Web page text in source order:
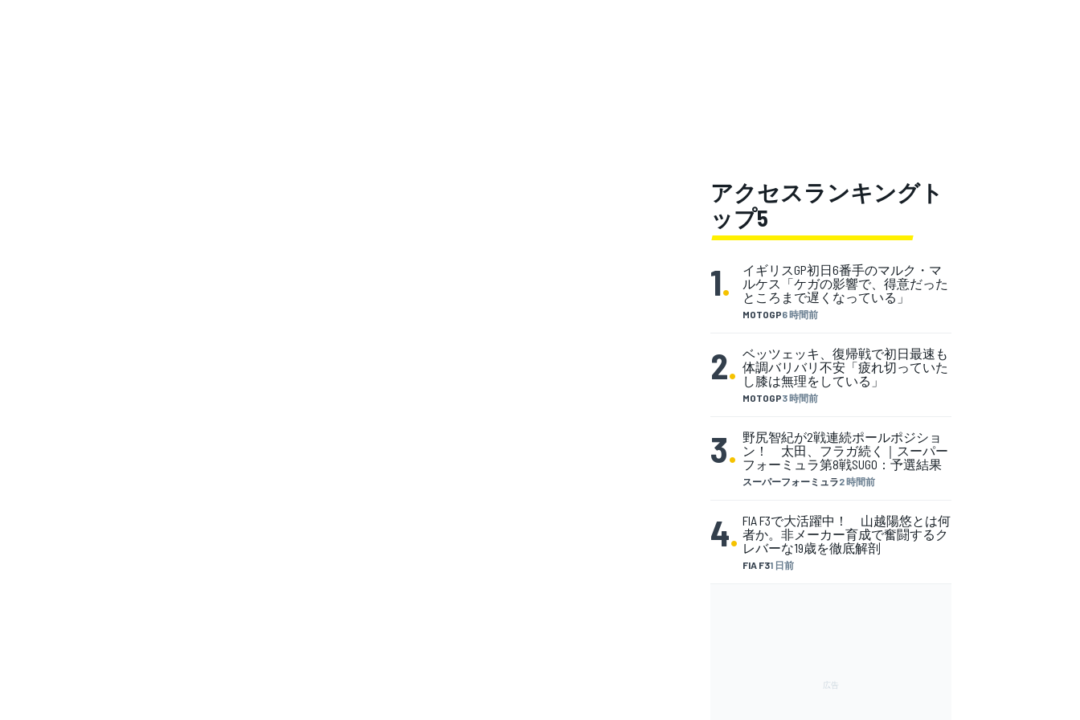
アクセスランキングト
ップ5
1.
MOTOGP6 時間前
イギリスGP初日6番手のマルク・マ
ルケス「ケガの影響で、得意だった
ところまで遅くなっている」
2.
MOTOGP3 時間前
ベッツェッキ、復帰戦で初日最速も
体調バリバリ不安「疲れ切っていた
し膝は無理をしている」
3.
スーパーフォーミュラ2 時間前
野尻智紀が2戦連続ポールポジショ
ン！ 太田、フラガ続く｜スーパー
フォーミュラ第8戦SUGO：予選結果
4.
FIA F31 日前
FIA F3で大活躍中！ 山越陽悠とは何
者か。非メーカー育成で奮闘するク
レバーな19歳を徹底解剖